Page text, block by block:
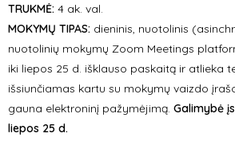
TRUKMĖ: 4 ak. val.
MOKYMŲ TIPAS: dieninis, nuotolinis
nuotolinių mokymų Zoom Meetings
iki liepos 25 d. išklauso paskaitą ir atlieka
išsiunčiamas kartu su mokymų vaizdo
gauna elektroninį pažymėjimą. Galimybė
liepos 25 d.